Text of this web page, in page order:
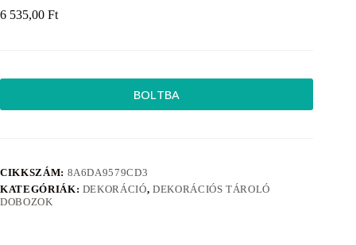
6 535,00 Ft
BOLTBA
CIKKSZÁM: 8A6DA9579CD3
KATEGÓRIÁK: DEKORÁCIÓ, DEKORÁCIÓS TÁROLÓ
DOBOZOK